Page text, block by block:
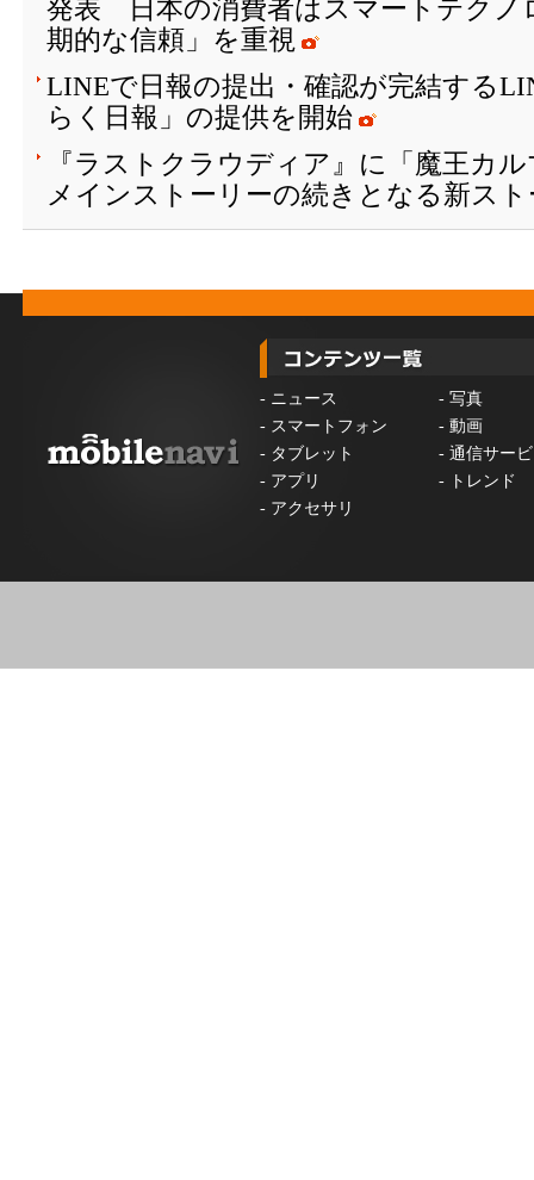
発表 日本の消費者はスマートテクノ
期的な信頼」を重視
LINEで日報の提出・確認が完結する
らく日報」の提供を開始
『ラストクラウディア』に「魔王カ
メインストーリーの続きとなる新ス
- ニュース - 写真
- スマートフォン - 動画
- タブレット - 通信サー
- アプリ -
トレンド
- アクセサリ